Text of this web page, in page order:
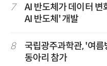
7
AI 반도체가 데이터 변
AI 반도체' 개발
8
국립광주과학관, '여
동아리 참가